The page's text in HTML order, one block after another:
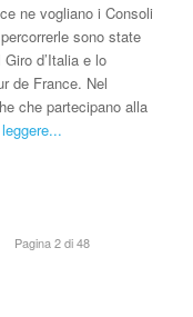
ne vogliano i Consoli
sono state
d’Italia e lo
de France. Nel
che partecipano alla
Pagina 2 di 48